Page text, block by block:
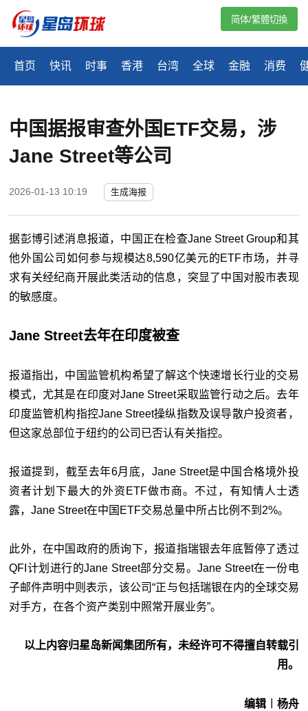
首页 快讯 时事 香港 台湾 全球 金融 消费
简体/繁體切換
中国据报审查外国ETF交易，涉
Jane Street等公司
2026-01-13 10:19 生成海报
据彭博引述消息报道，中国正在检查Jane Street Group和其
他外国公司如何参与规模达8,590亿美元的ETF市场，并寻
求有关经纪商开展此类活动的信息，突显了中国对股市表现
的敏感度。
Jane Street去年在印度被查
报道指出，中国监管机构希望了解这个快速增长行业的交易
模式，尤其是在印度对Jane Street采取监管行动之后。去年
印度监管机构指控Jane Street操纵指数及误导散户投资者，
但这家总部位于纽约的公司已否认有关指控。
报道提到，截至去年6月底，Jane Street是中国合格境外投
资者计划下最大的外资ETF做市商。不过，有知情人士透
露，Jane Street在中国ETF交易总量中所占比例不到2%。
此外，在中国政府的质询下，报道指瑞银去年底暂停了透过
QFI计划进行的Jane Street部分交易。Jane Street在一份电
子邮件声明中则表示，该公司“正与包括瑞银在内的全球交易
对手方，在各个资产类别中照常开展业务”。
以上内容归星岛新闻集团所有，未经许可不得擅自转载引
用。
编辑︱杨舟